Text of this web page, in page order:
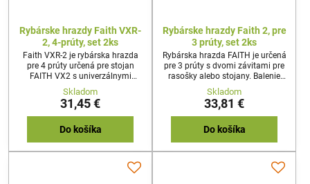
Rybárske hrazdy Faith VXR-
2, 4-prúty, set 2ks
Faith VXR-2 je rybárska hrazda
pre 4 prúty určená pre stojan
FAITH VX2 s univerzálnymi
závitmi. Balenie obsahuje 2ks.
Skladom
31,45 €
Do košíka
Rybárske hrazdy Faith 2, pre
3 prúty, set 2ks
Rybárska hrazda FAITH je určená
pre 3 prúty s dvomi závitami pre
rasošky alebo stojany. Balenie
obsahuje 2ks.
Skladom
33,81 €
Do košíka